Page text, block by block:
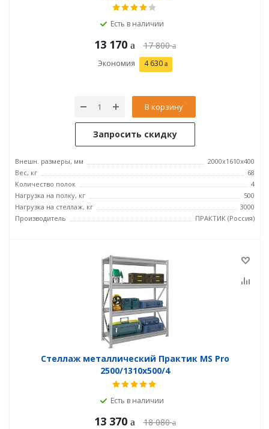
Есть в наличии
13 170 17 800
Экономия 4 630
В корзину
Запросить скидку
Внешн. размеры, мм
2000x1610x400
Вес, кг
68
Количество полок
4
Нагрузка на полку, кг
500
Нагрузка на стеллаж, кг
3000
Производитель
ПРАКТИК (Россия)
Стеллаж металлический Практик MS Pro
2500/1310x500/4
Есть в наличии
13 370 18 080